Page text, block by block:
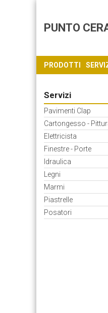
PUNTO
PRODOTTI
Servizi
Pavimenti Clap
Cartongesso -
Elettricista
Finestre - Porte
Idraulica
Legni
Marmi
Piastrelle
Posatori